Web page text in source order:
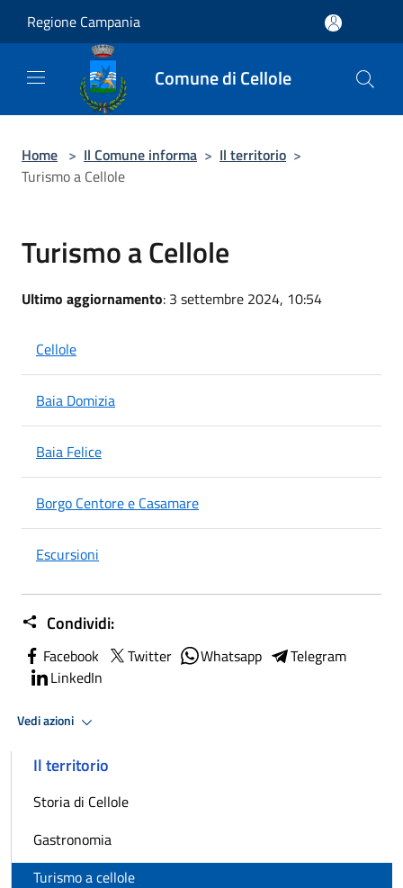
Regione Campania
Comune di Cellole
Home > Il Comune informa > Il territorio >
Turismo a Cellole
Turismo a Cellole
Ultimo aggiornamento: 3 settembre 2024, 10:54
Cellole
Baia Domizia
Baia Felice
Borgo Centore e Casamare
Escursioni
Condividi:
Facebook Twitter Whatsapp
Telegram
LinkedIn
Vedi azioni
Il territorio
Storia di Cellole
Gastronomia
Turismo a cellole